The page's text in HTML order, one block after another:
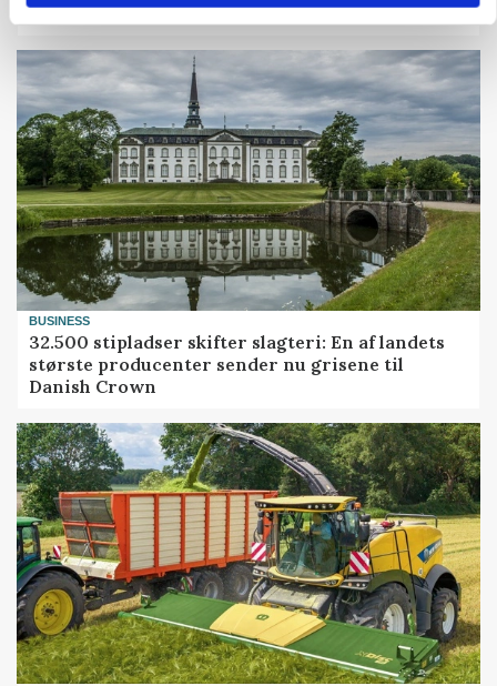
Grisenoteringen står stille
BUSINESS
32.500 stipladser skifter slagteri: En af landets
største producenter sender nu grisene til
Danish Crown